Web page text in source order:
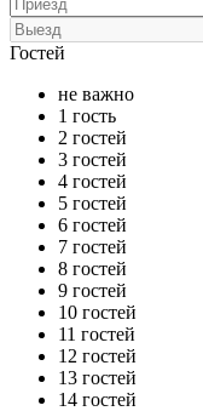
Гостей
не важно
1 гость
2 гостей
3 гостей
4 гостей
5 гостей
6 гостей
7 гостей
8 гостей
9 гостей
10 гостей
11 гостей
12 гостей
13 гостей
14 гостей